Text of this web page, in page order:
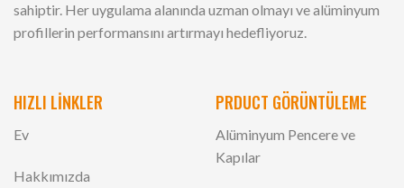
sahiptir. Her uygulama alanında uzman olmayı ve alüminyum
profillerin performansını artırmayı hedefliyoruz.
HIZLI LİNKLER
Ev
Hakkımızda
PRDUCT GÖRÜNTÜLEME
Alüminyum Pencere ve
Kapılar